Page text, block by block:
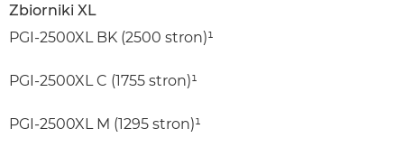
Zbiorniki XL
PGI-2500XL BK (2500 stron)¹
PGI-2500XL C (1755 stron)¹
PGI-2500XL M (1295 stron)¹